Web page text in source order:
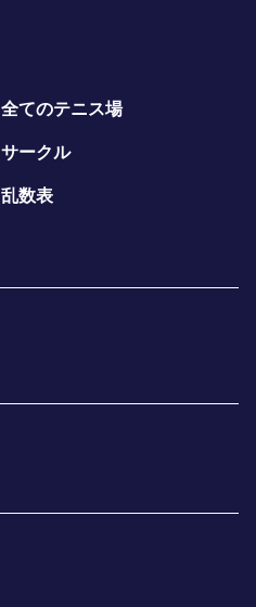
全てのテニス場
サークル
乱数表